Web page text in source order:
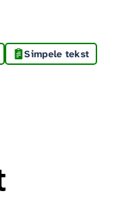
Simpele tekst